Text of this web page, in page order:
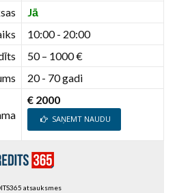
Jā
10:00 - 20:00
50 – 1000 €
20 - 70 gadi
€ 2000
SAŅEMT NAUDU
atsauksmes